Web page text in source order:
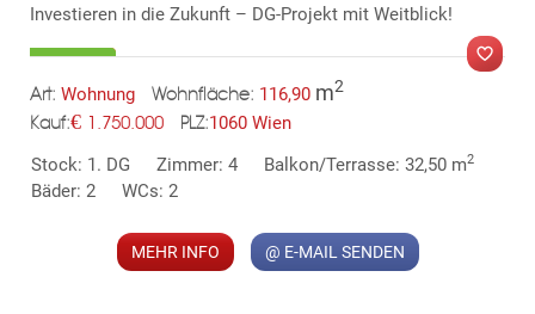
MER
Investieren in die Zukunft – DG-Projekt mit Weitblick!
Art: Wohnung Wohnfläche: 116,90 m2
Kauf:€ 1.750.000 PLZ:1060 Wien
Stock: 1. DG
Zimmer: 4 Balkon/Terrasse: 32,50 m2
Bäder: 2 WCs: 2
MEHR INFO @ E-MAIL SENDEN